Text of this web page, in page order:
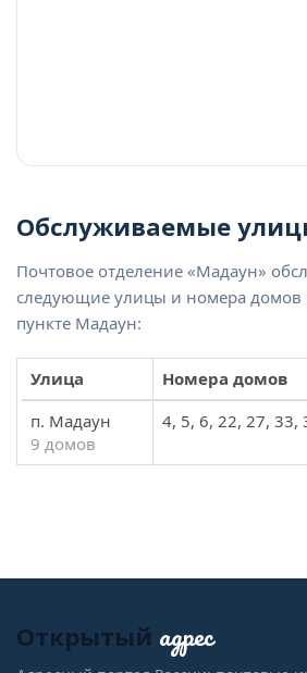
Обслуживаемые
Почтовое отделение «Мадаун»
следующие улицы и номера домов
пункте Мадаун:
Улица
Номера домов
п. Мадаун
9 домов
4, 5, 6, 22, 27, 33,
Открытый адрес